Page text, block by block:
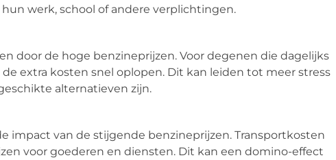
werk, school of andere verplichtingen.
door de hoge benzineprijzen. Voor degenen die dagelijks
extra kosten snel oplopen. Dit kan leiden tot meer stress
alternatieven zijn.
impact van de stijgende benzineprijzen. Transportkosten
voor goederen en diensten. Dit kan een domino-effect